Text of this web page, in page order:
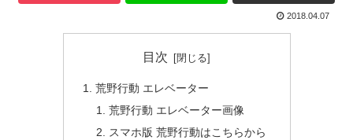
2018.04.07
目次
荒野行動 エレベーター
荒野行動 エレベーター画像
スマホ版 荒野行動はこちらから